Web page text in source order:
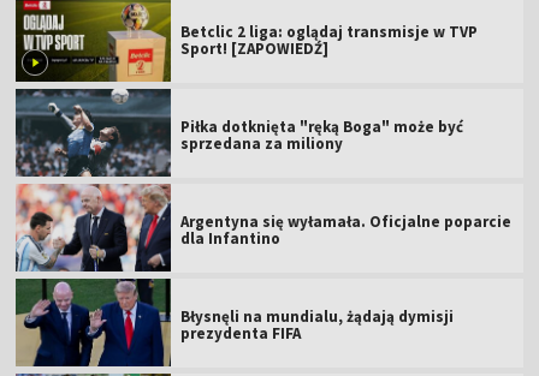
Betclic 2 liga: oglądaj transmisje w TVP
Sport! [ZAPOWIEDŹ]
Piłka dotknięta "ręką Boga" może być
sprzedana za miliony
Argentyna się wyłamała. Oficjalne poparcie
dla Infantino
Błysnęli na mundialu, żądają dymisji
prezydenta FIFA